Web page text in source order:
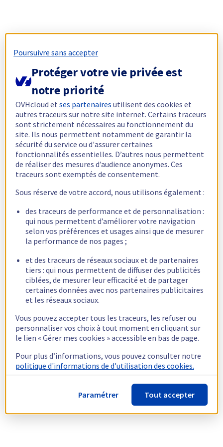
Poursuivre sans accepter
Protéger votre vie privée est
notre priorité
OVHcloud etses partenaires utilisent des cookies et
autres traceurs sur notre site internet. Certains traceurs
sont strictement nécessaires au fonctionnement du
site. Ils nous permettent notamment de garantir la
sécurité du service ou d'assurer certaines
fonctionnalités essentielles. D’autres nous permettent
de réaliser des mesures d’audience anonymes. Ces
traceurs sont exemptés de consentement.
Sous réserve de votre accord, nous utilisons également :
des traceurs de performance et de personnalisation :
qui nous permettent d’améliorer votre navigation
selon vos préférences et usages ainsi que de mesurer
la performance de nos pages ;
et des traceurs de réseaux sociaux et de partenaires
tiers : qui nous permettent de diffuser des publicités
ciblées, de mesurer leur efficacité et de partager
certaines données avec nos partenaires publicitaires
et les réseaux sociaux.
Vous pouvez accepter tous les traceurs, les refuser ou
personnaliser vos choix à tout moment en cliquant sur
le lien « Gérer mes cookies » accessible en bas de page.
Pour plus d’informations, vous pouvez consulter notre
politique d'informations de d'utilisation des cookies.
Paramétrer Tout accepter